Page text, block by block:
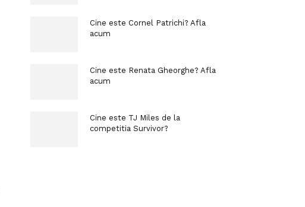
Cine este Cornel Patrichi? Afla
acum
Cine este Renata Gheorghe? Afla
acum
Cine este TJ Miles de la
competitia Survivor?